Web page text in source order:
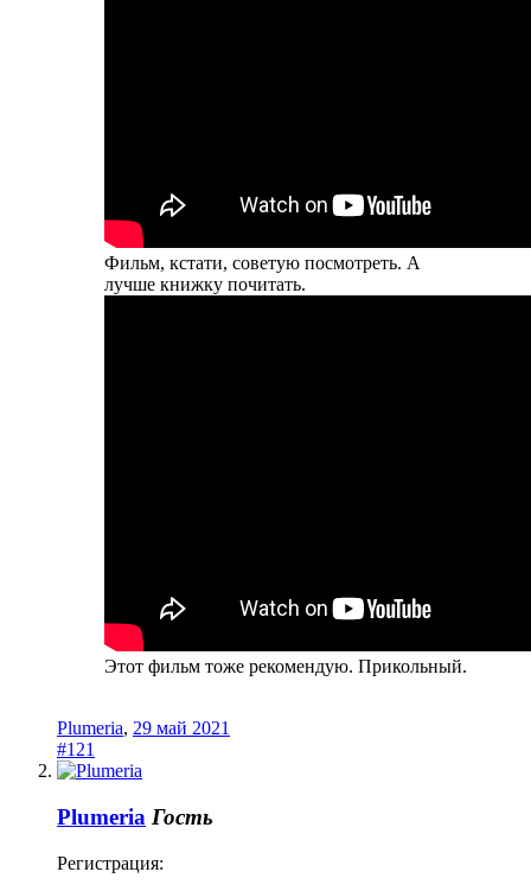
Фильм, кстати, советую посмотреть. А
лучше книжку почитать.
Этот фильм тоже рекомендую. Прикольный.
Plumeria, 29 май 2021
#121
Plumeria Гость
Регистрация: